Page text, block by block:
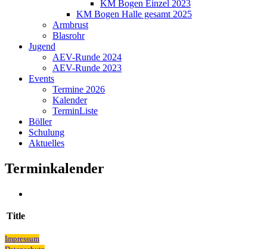
KM Bogen Einzel 2023
KM Bogen Halle gesamt 2025
Armbrust
Blasrohr
Jugend
AEV-Runde 2024
AEV-Runde 2023
Events
Termine 2026
Kalender
TerminListe
Böller
Schulung
Aktuelles
Terminkalender
Title
Impressum